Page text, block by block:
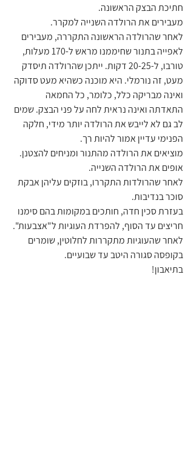
חתיכת הבצק הראשונה.
מעבירים את הרולדה השנייה למקרר.
לאחר שהרולדה הראשונה התקררה, מעבירים
לאפייה בתנור שחיממנו מראש ל-170 מעלות,
טורבו, ל-20-25 דקות. ייתכן שהרולדה תיסדק
מעט, זה נורמלי. היא מוכנה כשהיא מעט סדוקה
ואינה מבריקה כלל, כלומר, כל החמאה
התאדתה ואינה נראית לחה על פני הבצק. שמים
לב גם לא לייבש את הרולדה יותר מידי, חלקה
הפנימי עדיין אמור להיות רך.
מוציאים את הרולדה מהתנור ומניחים להצטנן.
אופים את הרולדה השנייה.
לאחר שהרולדות התקררו, בוזקים עליהן אבקת
סוכר בנדיבות.
בעזרת סכין חדה, חותכים במקומות בהם סימנו
חריצים עד הסוף, להפרדת העוגיות ל"אצבעות".
לאחר שהעוגיות מתקררות לחלוטין, שומרים
בקופסה סגורה היטב עד שבועיים.
בתיאבון!